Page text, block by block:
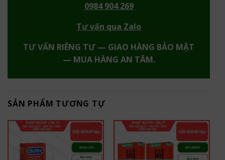
0984 904 269
Tư vấn qua Zalo
TƯ VẤN RIÊNG TƯ — GIAO HÀNG BẢO MẬT
— MUA HÀNG AN TÂM.
SẢN PHẨM TƯƠNG TỰ